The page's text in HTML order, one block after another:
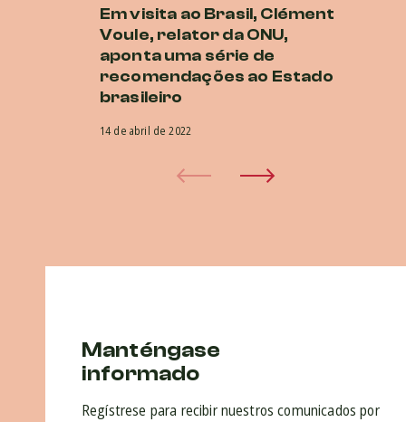
Em visita ao Brasil, Clément
Voule, relator da ONU,
aponta uma série de
recomendações ao Estado
brasileiro
14 de abril de 2022
Manténgase
informado
Regístrese para recibir nuestros comunicados por